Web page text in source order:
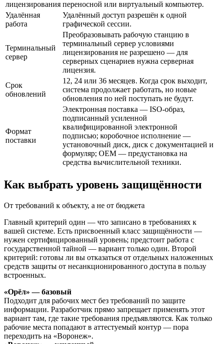
лицензирования переносной или виртуальный компьютер.
Удалённая
работа
Удалённый доступ разрешён к одной
графической сессии.
Терминальный
сервер
Преобразовывать рабочую станцию в
терминальный сервер условиями
лицензирования не разрешено — для
серверных сценариев нужна серверная
лицензия.
Срок
обновлений
12, 24 или 36 месяцев. Когда срок выходит,
система продолжает работать, но новые
обновления по ней поступать не будут.
Формат
поставки
Электронная поставка — ISO-образ,
подписанный усиленной
квалифицированной электронной
подписью; коробочное исполнение —
установочный диск, диск с документацией и
формуляр; OEM — предустановка на
средства вычислительной техники.
Как выбрать уровень защищённости
От требований к объекту, а не от бюджета
Главный критерий один — что записано в требованиях к
вашей системе. Есть присвоенный класс защищённости —
нужен сертифицированный уровень; предстоит работа с
государственной тайной — вариант только один. Второй
критерий: готовы ли вы отказаться от отдельных наложенных
средств защиты от несанкционированного доступа в пользу
встроенных.
«Орёл» — базовый
Подходит для рабочих мест без требований по защите
информации. Разработчик прямо запрещает применять этот
вариант там, где такие требования предъявляются. Как только
рабочие места попадают в аттестуемый контур — пора
переходить на «Воронеж».